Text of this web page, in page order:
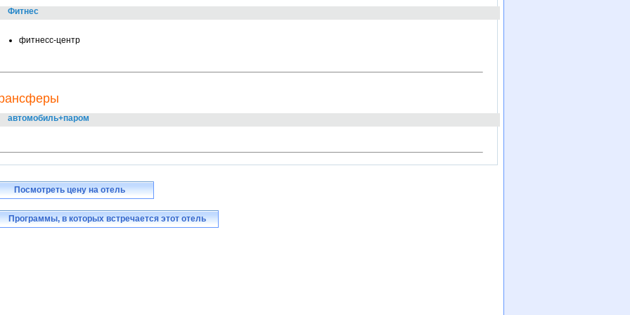
Фитнес
фитнесс-центр
автомобиль+паром
Посмотреть цену на отель
Программы, в которых встречается этот отель